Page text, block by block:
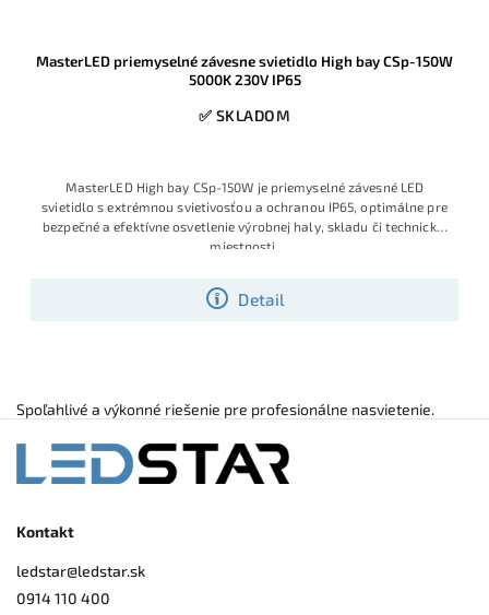
MasterLED priemyselné závesne svietidlo High bay CSp-150W
5000K 230V IP65
✅ SKLADOM
Detail
MasterLED High bay CSp-150W je priemyselné závesné LED
svietidlo s extrémnou svietivosťou a ochranou IP65, optimálne pre
bezpečné a efektívne osvetlenie výrobnej haly, skladu či technickej
miestnosti.
Spoľahlivé a výkonné riešenie pre profesionálne nasvietenie.
Kontakt
ledstar@ledstar.sk
0914 110 400